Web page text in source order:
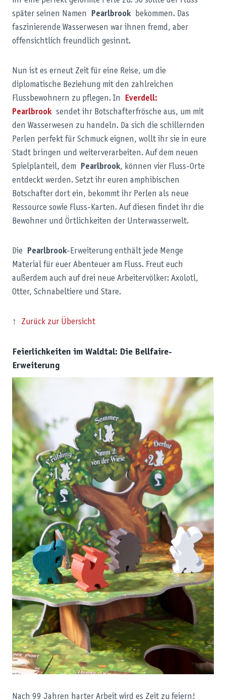
später seinen Namen Pearlbrookbekommen. Das
faszinierende Wasserwesen war ihnen fremd, aber
offensichtlich freundlich gesinnt.
Nun ist es erneut Zeit für eine Reise, um die
diplomatische Beziehung mit den zahlreichen
Flussbewohnern zu pflegen. In Everdell:
Pearlbrooksendet ihr Botschafterfrösche aus, um mit
den Wasserwesen zu handeln. Da sich die schillernden
Perlen perfekt für Schmuck eignen, wollt ihr sie in eure
Stadt bringen und weiterverarbeiten. Auf dem neuen
Spielplanteil, dem Pearlbrook, können vier Fluss-Orte
entdeckt werden. Setzt ihr euren amphibischen
Botschafter dort ein, bekommt ihr Perlen als neue
Ressource sowie Fluss-Karten. Auf diesen findet ihr die
Bewohner und Örtlichkeiten der Unterwasserwelt.
Die Pearlbrook-Erweiterung enthält jede Menge
Material für euer Abenteuer am Fluss. Freut euch
außerdem auch auf drei neue Arbeitervölker: Axolotl,
Otter, Schnabeltiere und Stare.
↑ Zurück zur Übersicht
Feierlichkeiten im Waldtal: Die Bellfaire-
Erweiterung
Nach 99 Jahren harter Arbeit wird es Zeit zu feiern!